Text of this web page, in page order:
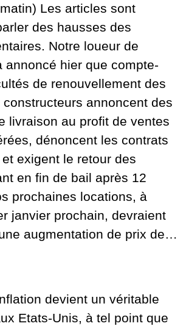
Les articles sont
des hausses des
Notre loueur de
annoncé hier que compte-
de renouvellement des
annoncent des
livraison au profit de ventes
dénoncent les contrats
exigent le retour des
en fin de bail après 12
prochaines locations, à
janvier prochain, devraient
augmentation de prix de…
devient un véritable
Etats-Unis, à tel point que